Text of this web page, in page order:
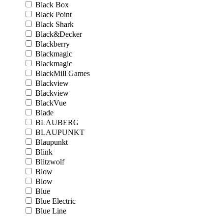
Black Box
Black Point
Black Shark
Black&Decker
Blackberry
Blackmagic
Blackmagic
BlackMill Games
Blackview
Blackview
BlackVue
Blade
BLAUBERG
BLAUPUNKT
Blaupunkt
Blink
Blitzwolf
Blow
Blow
Blue
Blue Electric
Blue Line